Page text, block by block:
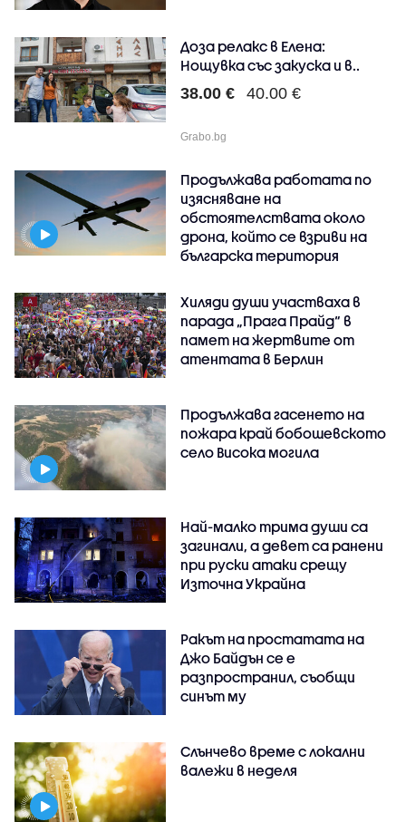
Доза релакс в Елена:
Нощувка със закуска и в..
38.00 € 40.00 €
Grabo.bg
Продължава работата по
изясняване на
обстоятелствата около
дрона, който се взриви на
българска територия
Хиляди души участваха в
парада „Прага Прайд“ в
памет на жертвите от
атентата в Берлин
Продължава гасенето на
пожара край бобошевското
село Висока могила
Най-малко трима души са
загинали, а девет са ранени
при руски атаки срещу
Източна Украйна
Ракът на простатата на
Джо Байдън се е
разпространил, съобщи
синът му
Слънчево време с локални
валежи в неделя